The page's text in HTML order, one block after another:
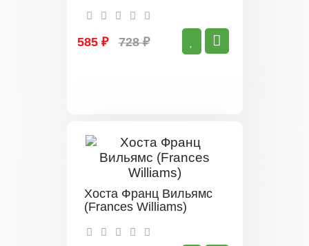
585 ₽ 728 ₽
Хоста Франц Вильямс
(Frances Williams)